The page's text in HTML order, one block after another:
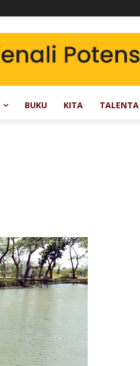
BUKU KITA TALENTA